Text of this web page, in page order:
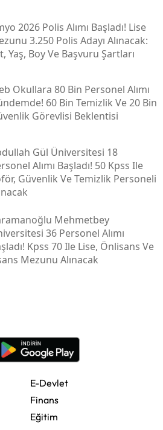
2026 Polis Alımı Başladı! Lise
3.250 Polis Adayı Alınacak:
Yaş, Boy Ve Başvuru Şartları
Okullara 80 Bin Personel Alımı
60 Bin Temizlik Ve 20 Bin
Görevlisi Beklentisi
Gül Üniversitesi 18
Alımı Başladı! 50 Kpss Ile
Güvenlik Ve Temizlik Personeli
Mehmetbey
36 Personel Alımı
Kpss 70 Ile Lise, Önlisans Ve
Mezunu Alınacak
E-Devlet
Finans
Eğitim